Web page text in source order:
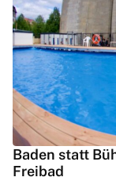
Baden statt
Freibad